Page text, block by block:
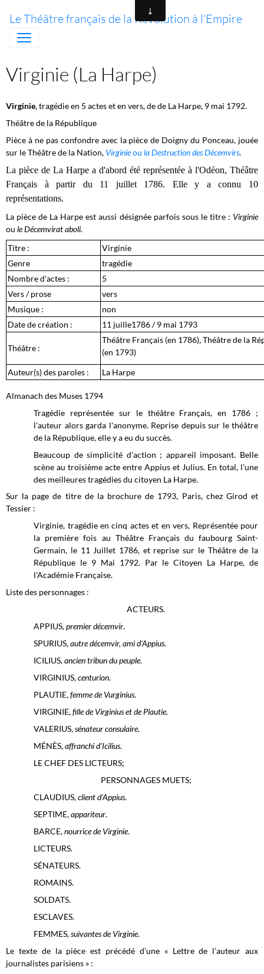
Le Théâtre français de la Révolution à l'Empire
Virginie (La Harpe)
Virginie, tragédie en 5 actes et en vers, de de La Harpe, 9 mai 1792.
Théâtre de la République
Pièce à ne pas confondre avec la pièce de Doigny du Ponceau, jouée
sur le Théâtre de la Nation, Virginieou la Destruction des Décemvirs.
La pièce de La Harpe a d'abord été représentée à l'Odéon, Théâtre
Français à partir du 11 juillet 1786. Elle y a connu 10
représentations.
La pièce de La Harpe est aussi désignée parfois sous le titre : Virginie
ou le Décemvirat aboli.
Titre :
Virginie
Genre
tragédie
Nombre d'actes :
5
Vers / prose
vers
Musique :
non
Date de création :
11 juille1786 / 9 mai 1793
Théâtre :
Théâtre Français (en 1786), Théâtre de la
(en 1793)
Auteur(s) des paroles :
La Harpe
Almanach des Muses 1794
Tragédie représentée sur le théâtre Français, en 1786 ;
l'auteur alors garda l'anonyme. Reprise depuis sur le théâtre
de la République, elle y a eu du succès.
Beaucoup de simplicité d'action ; appareil imposant. Belle
scène au troisième acte entre Appius et Julius. En total, l'une
des meilleures tragédies du citoyen La Harpe.
Sur la page de titre de la brochure de 1793, Paris, chez Girod et
Tessier :
Virginie, tragédie en cinq actes et en vers, Représentée pour
la première fois au Théâtre Français du faubourg Saint-
Germain, le 11 Juillet 1786, et reprise sur le Théâtre de la
République le 9 Mai 1792. Par le Citoyen La Harpe, de
l'Académie Française.
Liste des personnages :
ACTEURS.
APPIUS,premier décemvir.
SPURIUS,autre décemvir, ami d'Appius.
ICILIUS,ancien tribun du peuple.
VIRGINIUS,centurion.
PLAUTIE,femme de Vurginius.
VIRGINIE,fille de Virginius et de Plautie.
VALERIUS,sénateur consulaire.
MÉNÈS,affranchi d'Icilius.
LE CHEF DES LICTEURS;
PERSONNAGES MUETS;
CLAUDIUS,client d'Appius.
SEPTIME,appariteur.
BARCE,nourrice de Virginie.
LICTEURS.
SÉNATEURS.
ROMAINS.
SOLDATS.
ESCLAVES.
FEMMES,suivantes de Virginie.
Le texte de la pièce est précédé d’une « Lettre de l’auteur aux
journalistes parisiens » :